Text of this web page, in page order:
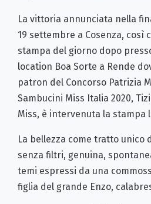
La vittoria annunciata nella
19 settembre a Cosenza, così
stampa del giorno dopo
location Boa Sorte a Rende
patron del Concorso Patrizia
Sambucini Miss Italia 2020,
Miss, è intervenuta la stampa
La bellezza come tratto unico
senza filtri, genuina,
temi espressi da una
figlia del grande Enzo,